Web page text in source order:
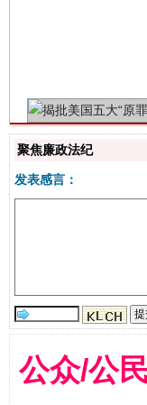
聚焦廉政法纪
发表感言：
公众/公